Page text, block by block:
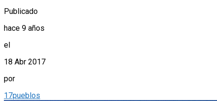
Publicado
hace 9 años
el
18 Abr 2017
por
17pueblos